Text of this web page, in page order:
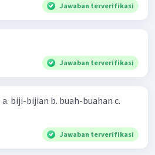
Jawaban terverifikasi
Jawaban terverifikasi
Jawaban terverifikasi